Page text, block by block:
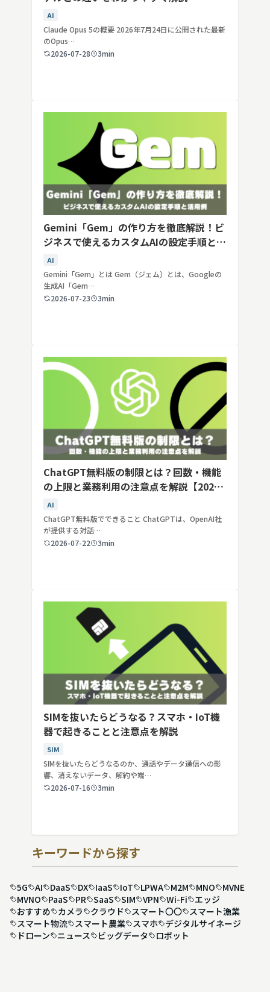
AI
Claude Opus 5の概要 2026年7月24日に公開された最新
のOpus…
2026-07-28
3min
Gemini「Gem」の作り方を徹底解説！ビ
ジネスで使えるカスタムAIの設定手順と活
用例
AI
Gemini「Gem」とは Gem（ジェム）とは、Googleの
生成AI「Gem…
2026-07-23
3min
ChatGPT無料版の制限とは？回数・機能
の上限と業務利用の注意点を解説【2026
年最新】
AI
ChatGPT無料版でできること ChatGPTは、OpenAI社
が提供する対話…
2026-07-22
3min
SIMを抜いたらどうなる？スマホ・IoT機
器で起きることと注意点を解説
SIM
SIMを抜いたらどうなるのか、通話やデータ通信への影
響、消えないデータ、解約や端…
2026-07-16
3min
キーワードから探す
5G AI DaaS DX IaaS IoT LPWA M2M MNO
MVNE
MVNO
PaaS PR SaaS SIM VPN Wi-Fi
エッジ
おすすめ
カメラ クラウド スマート〇〇
スマート漁業
スマート物流
スマート農業 スマホ
デジタルサイネージ
ドローン
ニュース ビッグデータ ロボット